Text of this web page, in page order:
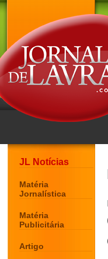
JL Notícias
Matéria
Jornalística
Matéria
Publicitária
Artigo